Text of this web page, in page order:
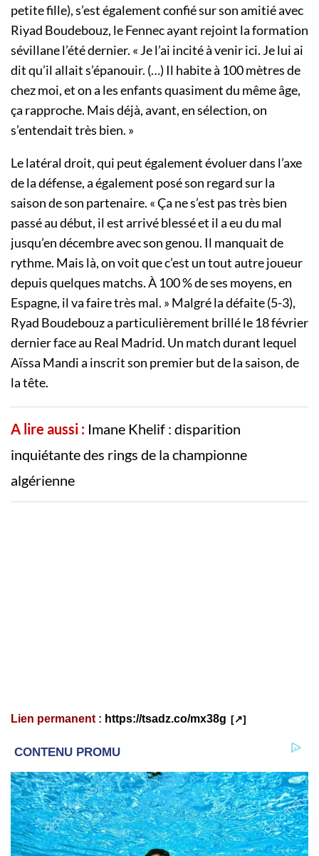
petite fille), s’est également confié sur son amitié avec
Riyad Boudebouz, le Fennec ayant rejoint la formation
sévillane l’été dernier. « Je l’ai incité à venir ici. Je lui ai
dit qu’il allait s’épanouir. (…) Il habite à 100 mètres de
chez moi, et on a les enfants quasiment du même âge,
ça rapproche. Mais déjà, avant, en sélection, on
s’entendait très bien. »
Le latéral droit, qui peut également évoluer dans l’axe
de la défense, a également posé son regard sur la
saison de son partenaire. « Ça ne s’est pas très bien
passé au début, il est arrivé blessé et il a eu du mal
jusqu’en décembre avec son genou. Il manquait de
rythme. Mais là, on voit que c’est un tout autre joueur
depuis quelques matchs. À 100 % de ses moyens, en
Espagne, il va faire très mal. » Malgré la défaite (5-3),
Ryad Boudebouz a particulièrement brillé le 18 février
dernier face au Real Madrid. Un match durant lequel
Aïssa Mandi a inscrit son premier but de la saison, de
la tête.
A lire aussi : Imane Khelif : disparition
inquiétante des rings de la championne
algérienne
Lien permanent : https://tsadz.co/mx38g